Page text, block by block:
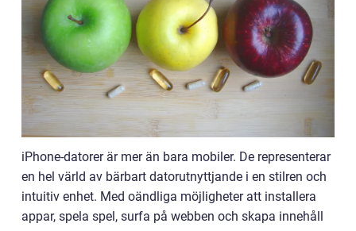
iPhone-datorer är mer än bara mobiler. De representerar
en hel värld av bärbart datorutnyttjande i en stilren och
intuitiv enhet. Med oändliga möjligheter att installera
appar, spela spel, surfa på webben och skapa innehåll